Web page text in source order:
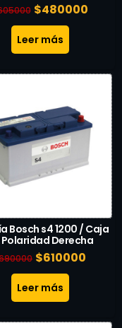
$480000
Leer más
Bosch s4 1200 / Caja
Polaridad Derecha
$610000
Leer más